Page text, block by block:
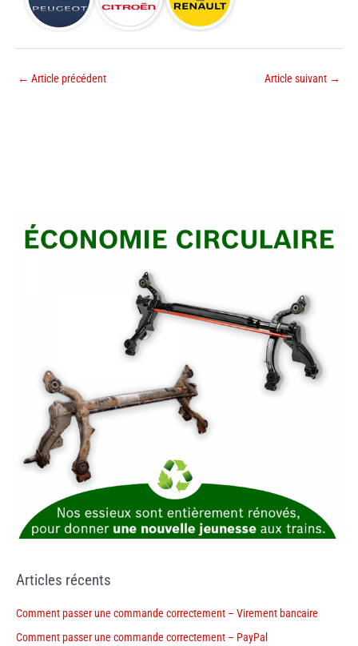
← Article précédent Article suivant →
Articles récents
Comment passer une commande correctement – Virement bancaire
Comment passer une commande correctement – PayPal